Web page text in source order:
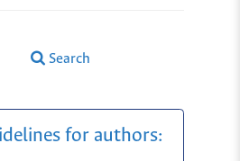
Search
for authors: